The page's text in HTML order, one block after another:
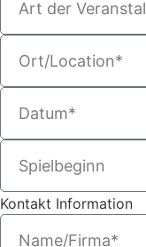
Kontakt Information